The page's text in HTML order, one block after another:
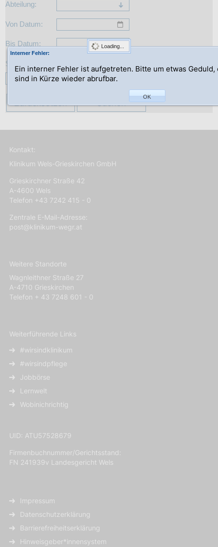
Abteilung:
Von Datum:
Bis Datum:
Suche:
Zurücksetzen Suchen
Loading...
Kontakt:
Klinikum Wels-Grieskirchen GmbH
Grieskirchner Straße 42
A-4600 Wels
Telefon +43 7242 415 - 0
Zentrale E-Mail-Adresse:
post@klinikum-wegr.at
Weitere Standorte
Wagnleithner Straße 27
A-4710 Grieskirchen
Telefon + 43 7248 601 - 0
Weiterführende Links
#wirsindklinikum
#wirsindpflege
Jobbörse
Lernwelt
Wobinichrichtig
UID: ATU57528679
Firmenbuchnummer/Gerichtsstand:
FN 241939v Landesgericht Wels
Impressum
Datenschutzerklärung
Barrierefreiheitserklärung
Hinweisgeber*innensystem
Interner Fehler:
Ein interner Fehler ist aufgetreten. Bitte um etwas
sind in Kürze wieder abrufbar.
OK